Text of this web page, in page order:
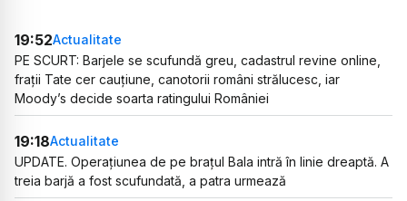
19:52Actualitate
PE SCURT: Barjele se scufundă greu, cadastrul revine online,
frații Tate cer cauțiune, canotorii români strălucesc, iar
Moody’s decide soarta ratingului României
19:18Actualitate
UPDATE. Operațiunea de pe brațul Bala intră în linie dreaptă. A
treia barjă a fost scufundată, a patra urmează